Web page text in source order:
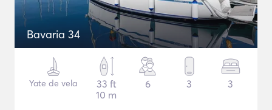
Bavaria 34
Yate de vela
33 ft
10 m
6 3 3